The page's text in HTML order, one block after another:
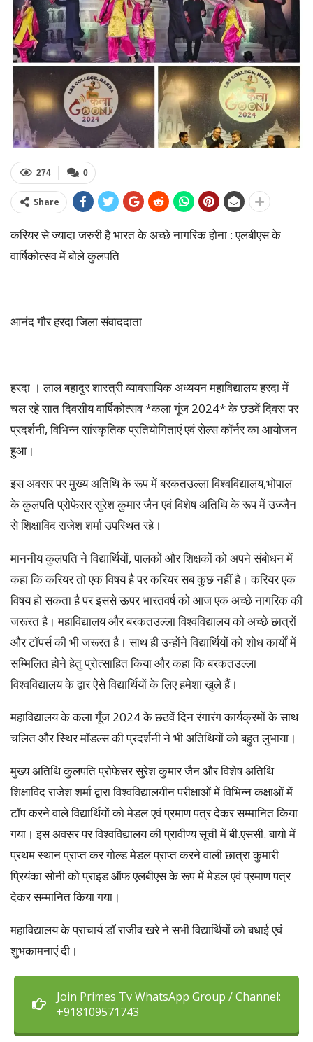
0
274
Share
करियर से ज्यादा जरुरी है भारत के अच्छे नागरिक होना : एलबीएस के
वार्षिकोत्सव में बोले कुलपति
आनंद गौर हरदा जिला संवाददाता
हरदा । लाल बहादुर शास्त्री व्यावसायिक अध्ययन महाविद्यालय हरदा में
चल रहे सात दिवसीय वार्षिकोत्सव *कला गूंज 2024* के छठवें दिवस पर
प्रदर्शनी, विभिन्न सांस्कृतिक प्रतियोगिताएं एवं सेल्स कॉर्नर का आयोजन
हुआ।
इस अवसर पर मुख्य अतिथि के रूप में बरकतउल्ला विश्वविद्यालय,भोपाल
के कुलपति प्रोफेसर सुरेश कुमार जैन एवं विशेष अतिथि के रूप में उज्जैन
से शिक्षाविद राजेश शर्मा उपस्थित रहे।
माननीय कुलपति ने विद्यार्थियों, पालकों और शिक्षकों को अपने संबोधन में
कहा कि करियर तो एक विषय है पर करियर सब कुछ नहीं है। करियर एक
विषय हो सकता है पर इससे ऊपर भारतवर्ष को आज एक अच्छे नागरिक की
जरूरत है। महाविद्यालय और बरकतउल्ला विश्वविद्यालय को अच्छे छात्रों
और टॉपर्स की भी जरूरत है। साथ ही उन्होंने विद्यार्थियों को शोध कार्यों में
सम्मिलित होने हेतु प्रोत्साहित किया और कहा कि बरकतउल्ला
विश्वविद्यालय के द्वार ऐसे विद्यार्थियों के लिए हमेशा खुले हैं।
महाविद्यालय के कला गूँज 2024 के छठवें दिन रंगारंग कार्यक्रमों के साथ
चलित और स्थिर मॉडल्स की प्रदर्शनी ने भी अतिथियों को बहुत लुभाया।
मुख्य अतिथि कुलपति प्रोफेसर सुरेश कुमार जैन और विशेष अतिथि
शिक्षाविद राजेश शर्मा द्वारा विश्वविद्यालयीन परीक्षाओं में विभिन्न कक्षाओं में
टॉप करने वाले विद्यार्थियों को मेडल एवं प्रमाण पत्र देकर सम्मानित किया
गया। इस अवसर पर विश्वविद्यालय की प्रावीण्य सूची में बी.एससी. बायो में
प्रथम स्थान प्राप्त कर गोल्ड मेडल प्राप्त करने वाली छात्रा कुमारी
प्रियंका सोनी को प्राइड ऑफ एलबीएस के रूप में मेडल एवं प्रमाण पत्र
देकर सम्मानित किया गया।
महाविद्यालय के प्राचार्य डॉ राजीव खरे ने सभी विद्यार्थियों को बधाई एवं
शुभकामनाएं दी।
Join Primes Tv WhatsApp Group / Channel:
+918109571743